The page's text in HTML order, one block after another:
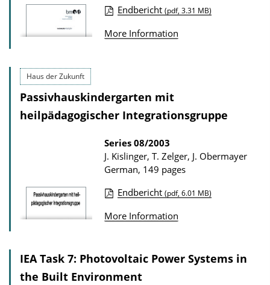
D
w
o
a
s
u
i
t
i
o
n
D
n
l
Endbericht (pdf, 3.31 MB)
More Information
Haus der Zukunft
Passivhauskindergarten mit
heilpädagogischer Integrationsgruppe
Series 08/2003
J. Kislinger, T. Zelger, J. Obermayer
German, 149 pages
u
l
i
Endbericht (pdf, 6.01 MB)
More Information
IEA Task 7: Photovoltaic Power Systems in
the Built Environment